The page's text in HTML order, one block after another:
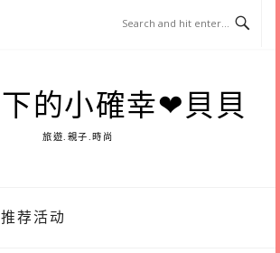
的小確幸❤貝貝
旅遊.親子.時尚
荐活动